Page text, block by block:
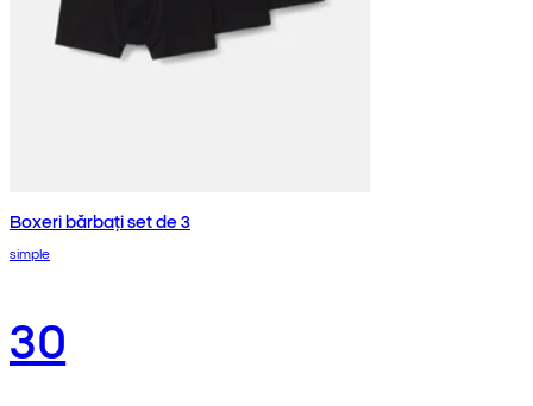
Boxeri bărbați set de 3
simple
30